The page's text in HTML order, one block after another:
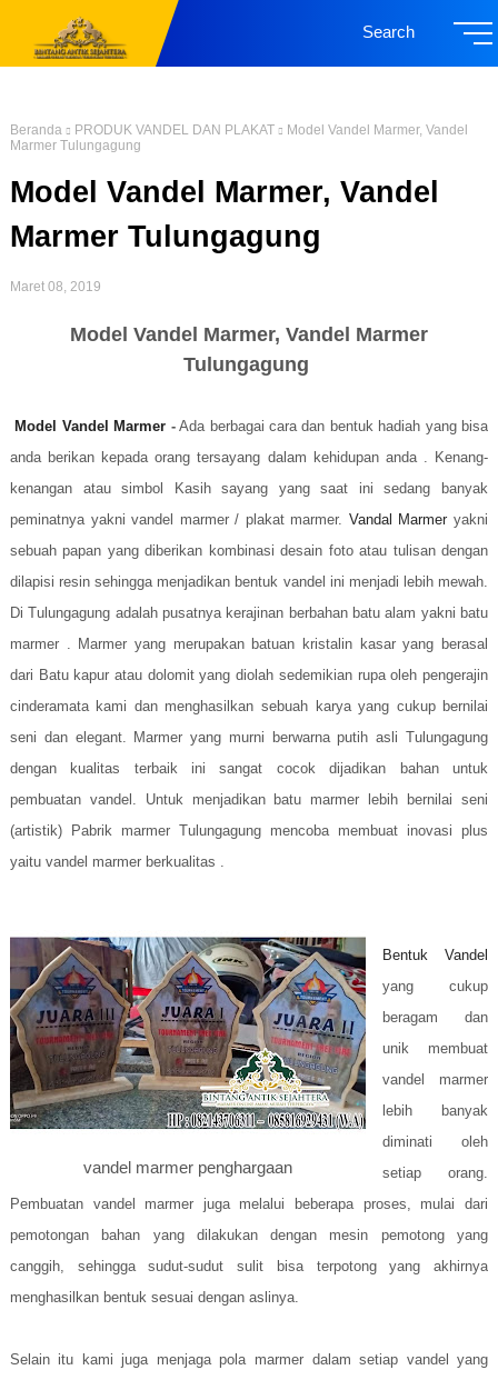
Search
Beranda PRODUK VANDEL DAN PLAKAT
Model Vandel Marmer, Vandel
Marmer Tulungagung
Model Vandel Marmer, Vandel
Marmer Tulungagung
Maret 08, 2019
Model Vandel Marmer, Vandel Marmer
Tulungagung
Model Vandel Marmer -Ada berbagai cara dan bentuk hadiah yang bisa
anda berikan kepada orang tersayang dalam kehidupan anda . Kenang-
kenangan atau simbol Kasih sayang yang saat ini sedang banyak
peminatnya yakni vandel marmer / plakat marmer. Vandal Marmer yakni
sebuah papan yang diberikan kombinasi desain foto atau tulisan dengan
dilapisi resin sehingga menjadikan bentuk vandel ini menjadi lebih mewah.
Di Tulungagung adalah pusatnya kerajinan berbahan batu alam yakni batu
marmer . Marmer yang merupakan batuan kristalin kasar yang berasal
dari Batu kapur atau dolomit yang diolah sedemikian rupa oleh pengerajin
cinderamata kami dan menghasilkan sebuah karya yang cukup bernilai
seni dan elegant. Marmer yang murni berwarna putih asli Tulungagung
dengan kualitas terbaik ini sangat cocok dijadikan bahan untuk
pembuatan vandel. Untuk menjadikan batu marmer lebih bernilai seni
(artistik) Pabrik marmer Tulungagung mencoba membuat inovasi plus
yaitu vandel marmer berkualitas .
vandel marmer penghargaan
Bentuk Vandel
yang cukup
beragam dan
unik membuat
vandel marmer
lebih banyak
diminati oleh
setiap orang.
Pembuatan vandel marmer juga melalui beberapa proses, mulai dari
pemotongan bahan yang dilakukan dengan mesin pemotong yang
canggih, sehingga sudut-sudut sulit bisa terpotong yang akhirnya
menghasilkan bentuk sesuai dengan aslinya.
Selain itu kami juga menjaga pola marmer dalam setiap vandel yang